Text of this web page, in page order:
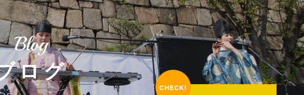
Blog
ログ